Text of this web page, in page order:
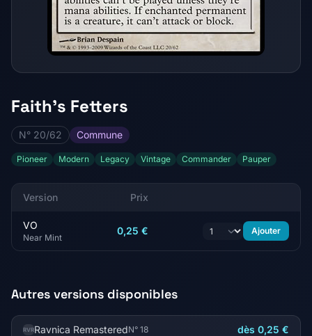
Faith's Fetters
N° 20/62 Commune
Pioneer Modern Legacy Vintage Commander Pauper
Version Prix
VO
Near Mint
0,25 € Ajouter
Autres versions disponibles
RVRRavnica RemasteredN° 18 dès 0,25 €